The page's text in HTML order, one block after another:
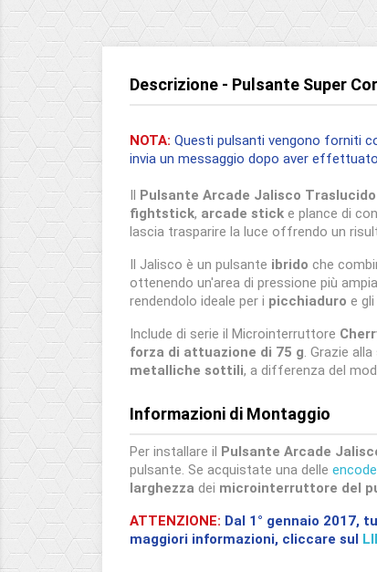
Descrizione - Pulsante Super
NOTA: Questi pulsanti vengono forniti
invia un messaggio dopo aver
Il Pulsante Arcade Jalisco
fightstick, arcade stick e plance di
lascia trasparire la luce offrendo un
Il Jalisco è un pulsante ibrido che
ottenendo un'area di pressione più
rendendolo ideale per i picchiaduro e gli
Include di serie il Microinterruttore
forza di attuazione di 75 g. Grazie
metalliche sottili, a differenza del
Informazioni di Montaggio
Per installare il Pulsante Arcade
pulsante. Se acquistate una delle
larghezza dei microinterruttore del
ATTENZIONE: Dal 1° gennaio 2017,
maggiori informazioni, cliccare sul